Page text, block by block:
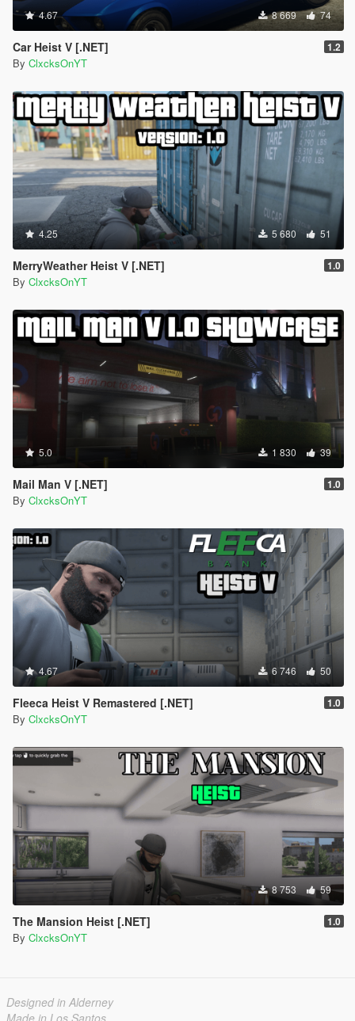
4.67 8 669 74
Car Heist V [.NET] 1.2
By ClxcksOnYT
4.25 5 680 51
MerryWeather Heist V [.NET] 1.0
By ClxcksOnYT
5.0 1 830 39
Mail Man V [.NET] 1.0
By ClxcksOnYT
4.67 6 746 50
Fleeca Heist V Remastered [.NET] 1.0
By ClxcksOnYT
8 753 59
The Mansion Heist [.NET] 1.0
By ClxcksOnYT
Designed in Alderney
Made in Los Santos